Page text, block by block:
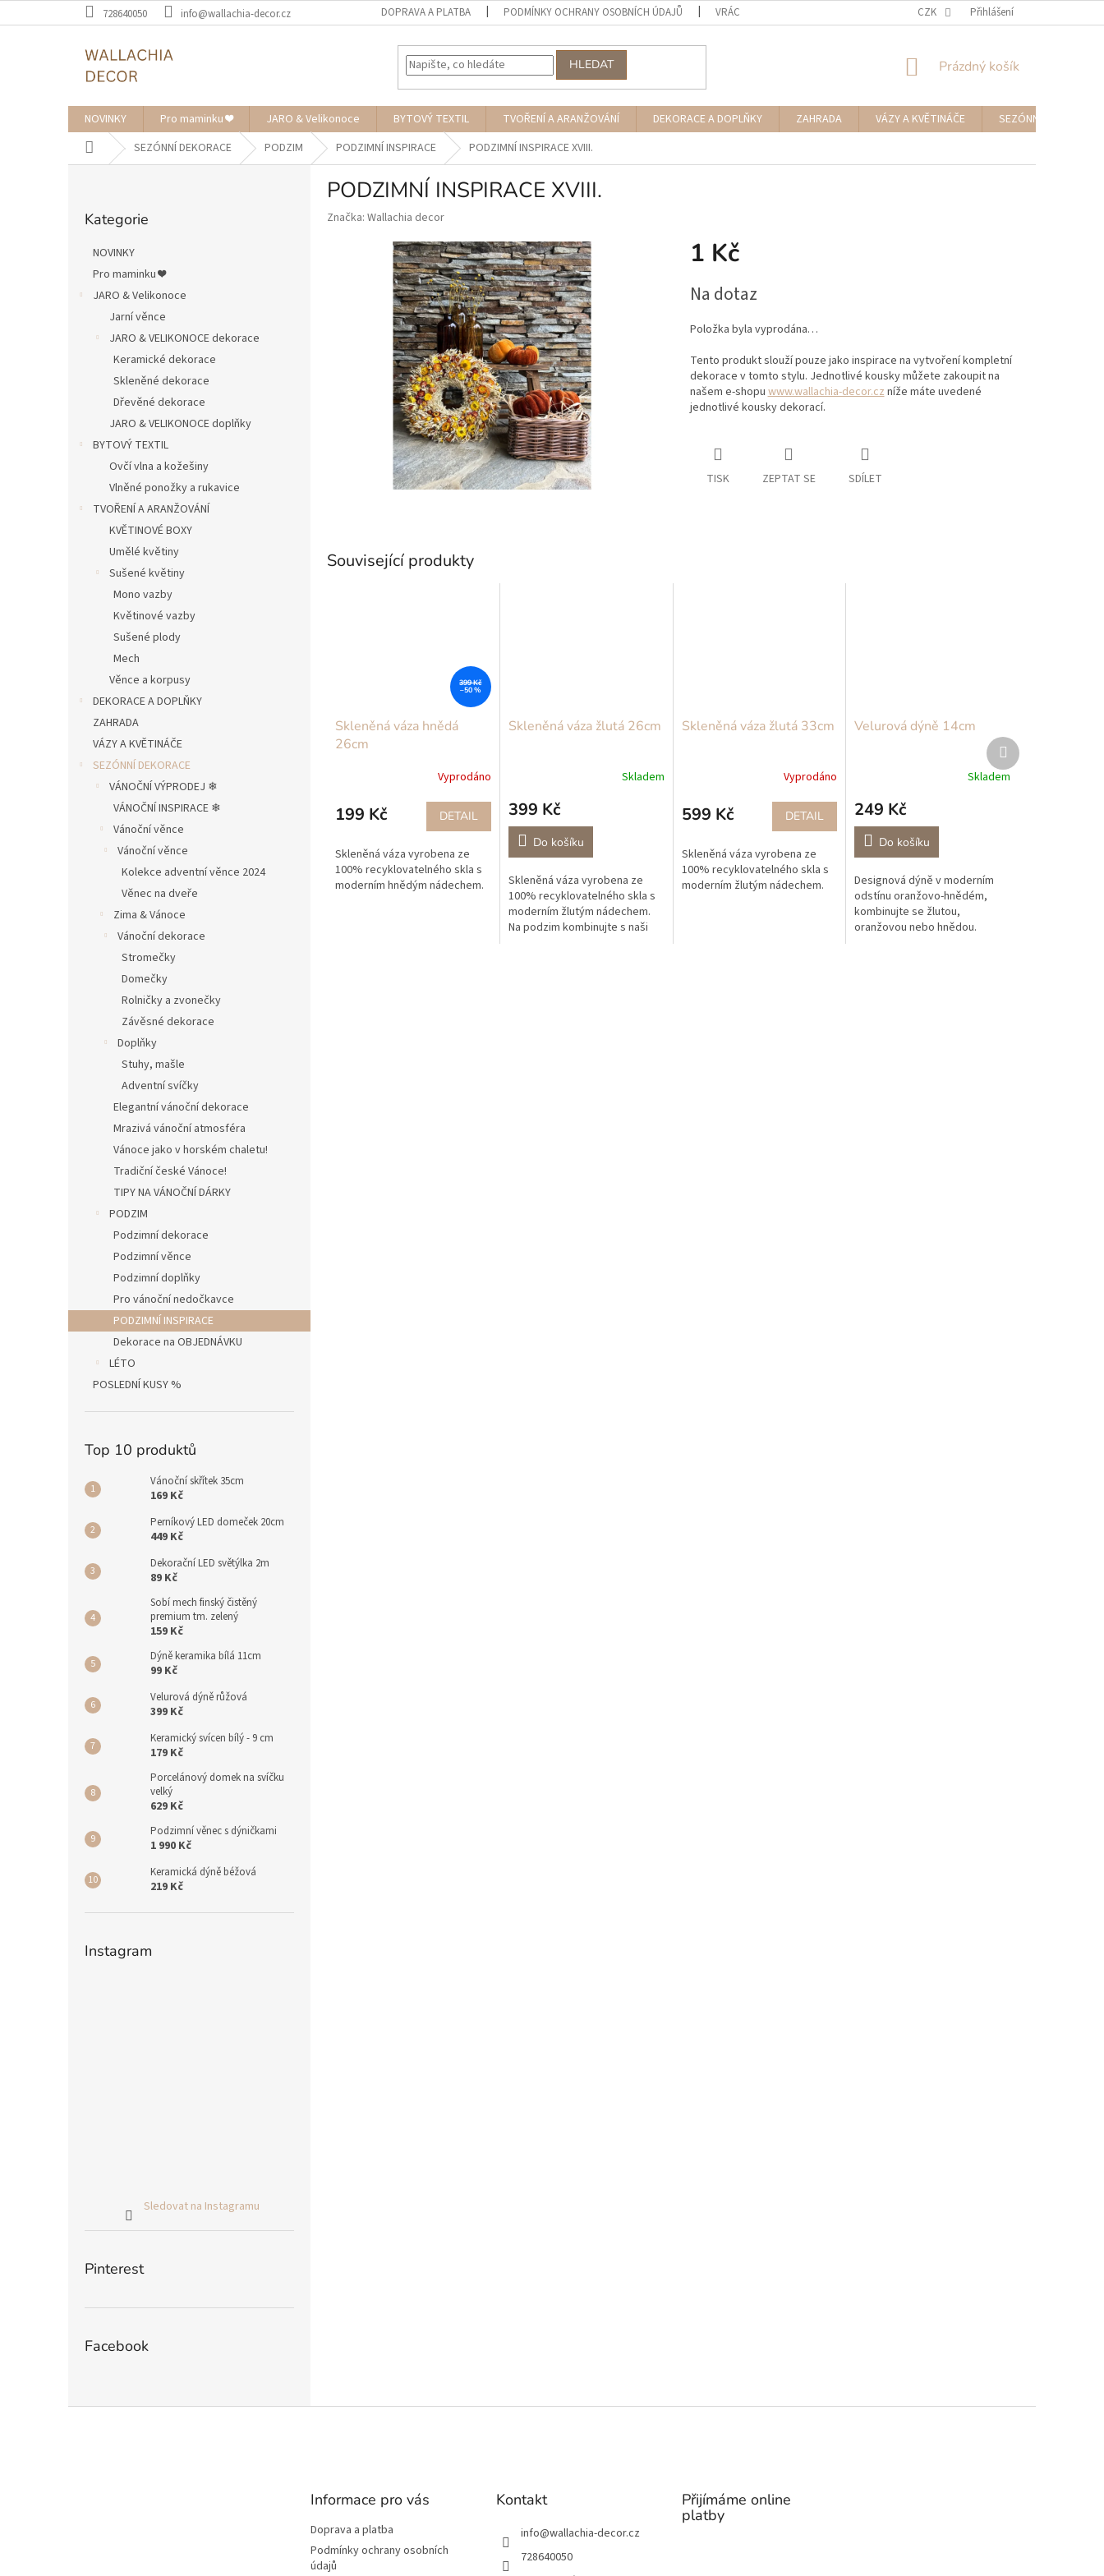
na
728640050 info@wallachia-decor.cz DOPRAVA A PLATBA PODMÍNKY OCHRANY OSOBNÍCH ÚDAJŮ VRÁCENÍ ZBOŽÍ A REKLAMACE NAPIŠTE NÁM
CZK Přihlášení
HLEDAT
NÁKUPNÍ
Prázdný košík
NOVINKY Pro maminku ❤️ JARO & Velikonoce BYTOVÝ TEXTIL TVOŘENÍ A ARANŽOVÁNÍ DEKORACE A DOPLŇKY ZAHRADA VÁZY A KVĚTINÁČE
SEZÓNNÍ DEKORACE
Domů SEZÓNNÍ DEKORACE PODZIM PODZIMNÍ INSPIRACE PODZIMNÍ INSPIRACE XVIII.
kategorie
Kategorie
NOVINKY
Pro maminku ❤️
JARO & Velikonoce
Jarní věnce
JARO & VELIKONOCE dekorace
Keramické dekorace
Skleněné dekorace
Dřevěné dekorace
JARO & VELIKONOCE doplňky
BYTOVÝ TEXTIL
Ovčí vlna a kožešiny
Vlněné ponožky a rukavice
TVOŘENÍ A ARANŽOVÁNÍ
KVĚTINOVÉ BOXY
Umělé květiny
Sušené květiny
Mono vazby
Květinové vazby
Sušené plody
Mech
Věnce a korpusy
DEKORACE A DOPLŇKY
ZAHRADA
VÁZY A KVĚTINÁČE
SEZÓNNÍ DEKORACE
VÁNOČNÍ VÝPRODEJ ❄︎︎
VÁNOČNÍ INSPIRACE ❄︎︎
Vánoční věnce
Vánoční věnce
Kolekce adventní věnce 2024
Věnec na dveře
Zima & Vánoce
Vánoční dekorace
Stromečky
Domečky
Rolničky a zvonečky
Závěsné dekorace
Doplňky
Stuhy, mašle
Adventní svíčky
Elegantní vánoční dekorace
Mrazivá vánoční atmosféra
Vánoce jako v horském chaletu!
Tradiční české Vánoce!
TIPY NA VÁNOČNÍ DÁRKY
PODZIM
Podzimní dekorace
Podzimní věnce
Podzimní doplňky
Pro vánoční nedočkavce
PODZIMNÍ INSPIRACE
Dekorace na OBJEDNÁVKU
LÉTO
POSLEDNÍ KUSY %
Top 10 produktů
Vánoční skřítek 35cm
169 Kč
Perníkový LED domeček 20cm
449 Kč
Dekorační LED světýlka 2m
89 Kč
Sobí mech finský čistěný
premium tm. zelený
159 Kč
Dýně keramika bílá 11cm
99 Kč
Velurová dýně růžová
399 Kč
Keramický svícen bílý - 9 cm
179 Kč
Porcelánový domek na svíčku
velký
629 Kč
Podzimní věnec s dýničkami
1 990 Kč
Keramická dýně béžová
219 Kč
Instagram
Sledovat na Instagramu
Pinterest
Facebook
PODZIMNÍ INSPIRACE XVIII.
Značka: Wallachia decor
1 Kč
cena:
Na dotaz
Položka byla vyprodána…
Tento produkt slouží pouze jako inspirace na vytvoření kompletní
dekorace v tomto stylu. Jednotlivé kousky můžete zakoupit na
našem e-shopuwww.wallachia-decor.czníže máte uvedené
jednotlivé kousky dekorací.
TISK ZEPTAT SE SDÍLET
Související produkty
399 Kč
–50 %
Skleněná váza hnědá
26cm
Vyprodáno
199 Kč DETAIL
Skleněná váza vyrobena ze
100% recyklovatelného skla s
moderním hnědým nádechem.
Skleněná váza žlutá 26cm
Skladem
399 Kč
Do košíku
Skleněná váza vyrobena ze
100% recyklovatelného skla s
moderním žlutým nádechem.
Na podzim kombinujte s naši
Skleněná váza žlutá 33cm
Vyprodáno
599 Kč DETAIL
Skleněná váza vyrobena ze
100% recyklovatelného skla s
moderním žlutým nádechem.
Velurová dýně 14cm
Skladem
249 Kč
Do košíku
Designová dýně v moderním
odstínu oranžovo-hnědém,
kombinujte se žlutou,
oranžovou nebo hnědou.
Další
produkt
Informace pro vás
Doprava a platba
Podmínky ochrany osobních
údajů
Kontakt
info@wallachia-decor.cz
728640050
Přijímáme online
platby